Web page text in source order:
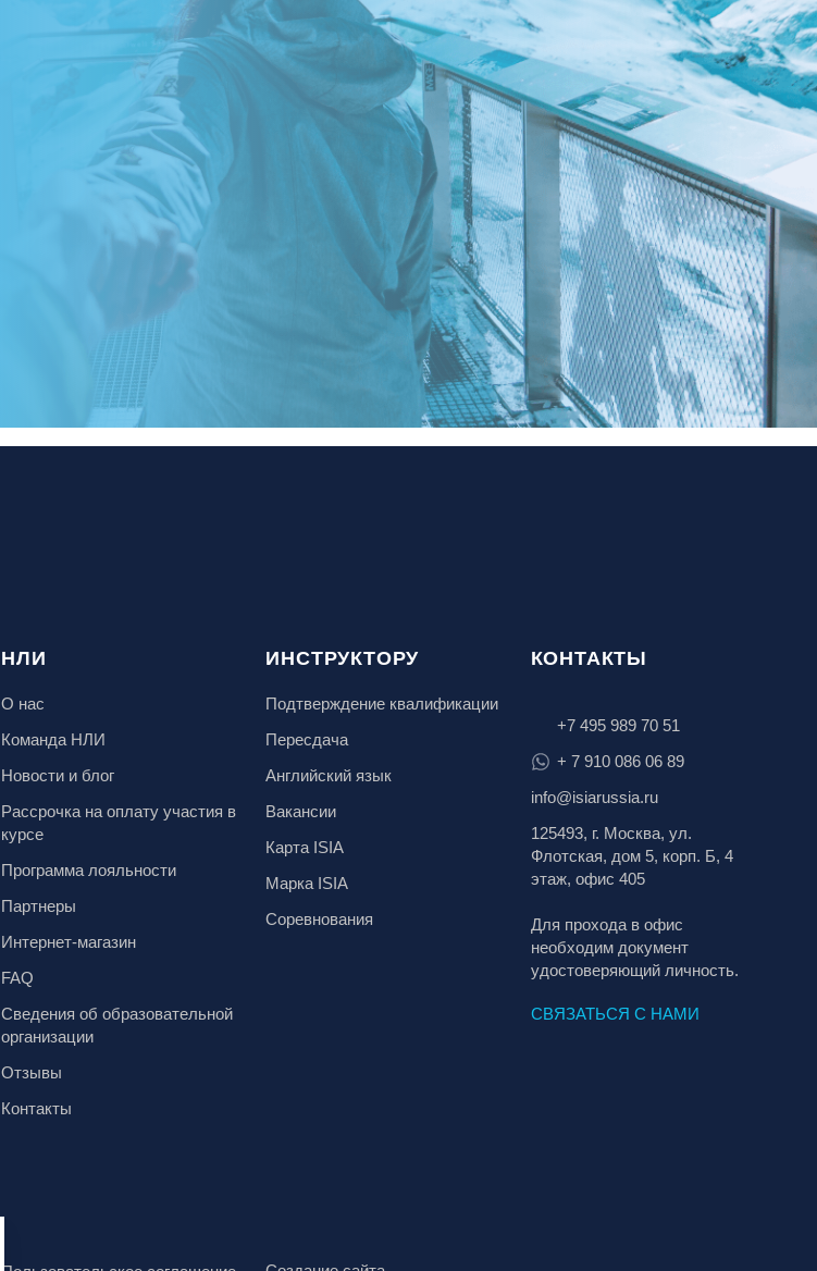
НЛИ
О нас
Команда НЛИ
Новости и блог
Рассрочка на оплату участия в
курсе
Программа лояльности
Партнеры
Интернет-магазин
FAQ
Сведения об образовательной
организации
Отзывы
Контакты
ИНСТРУКТОРУ
Подтверждение квалификации
Пересдача
Английский язык
Вакансии
Карта ISIA
Марка ISIA
Соревнования
КОНТАКТЫ
+7 495 989 70 51
+ 7 910 086 06 89
info@isiarussia.ru
125493, г. Москва, ул.
Флотская, дом 5, корп. Б, 4
этаж, офис 405
Для прохода в офис
необходим документ
удостоверяющий личность.
СВЯЗАТЬСЯ С НАМИ